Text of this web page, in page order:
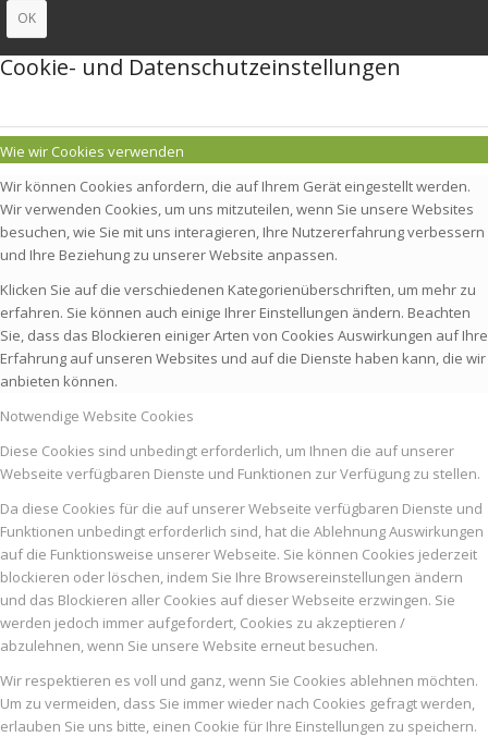
OK
Cookie- und Datenschutzeinstellungen
Wie wir Cookies verwenden
Wir können Cookies anfordern, die auf Ihrem Gerät eingestellt werden.
Wir verwenden Cookies, um uns mitzuteilen, wenn Sie unsere Websites
besuchen, wie Sie mit uns interagieren, Ihre Nutzererfahrung verbessern
und Ihre Beziehung zu unserer Website anpassen.
Klicken Sie auf die verschiedenen Kategorienüberschriften, um mehr zu
erfahren. Sie können auch einige Ihrer Einstellungen ändern. Beachten
Sie, dass das Blockieren einiger Arten von Cookies Auswirkungen auf Ihre
Erfahrung auf unseren Websites und auf die Dienste haben kann, die wir
anbieten können.
Notwendige Website Cookies
Diese Cookies sind unbedingt erforderlich, um Ihnen die auf unserer
Webseite verfügbaren Dienste und Funktionen zur Verfügung zu stellen.
Da diese Cookies für die auf unserer Webseite verfügbaren Dienste und
Funktionen unbedingt erforderlich sind, hat die Ablehnung Auswirkungen
auf die Funktionsweise unserer Webseite. Sie können Cookies jederzeit
blockieren oder löschen, indem Sie Ihre Browsereinstellungen ändern
und das Blockieren aller Cookies auf dieser Webseite erzwingen. Sie
werden jedoch immer aufgefordert, Cookies zu akzeptieren /
abzulehnen, wenn Sie unsere Website erneut besuchen.
Wir respektieren es voll und ganz, wenn Sie Cookies ablehnen möchten.
Um zu vermeiden, dass Sie immer wieder nach Cookies gefragt werden,
erlauben Sie uns bitte, einen Cookie für Ihre Einstellungen zu speichern.